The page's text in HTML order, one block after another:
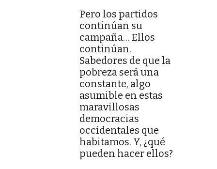
Pero los partidos
continúan su
campaña… Ellos
continúan.
Sabedores de que la
pobreza será una
constante, algo
asumible en estas
maravillosas
democracias
occidentales que
habitamos. Y, ¿qué
pueden hacer ellos?